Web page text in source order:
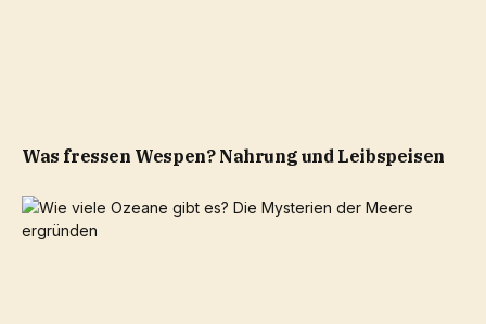
Was fressen Wespen? Nahrung und Leibspeisen